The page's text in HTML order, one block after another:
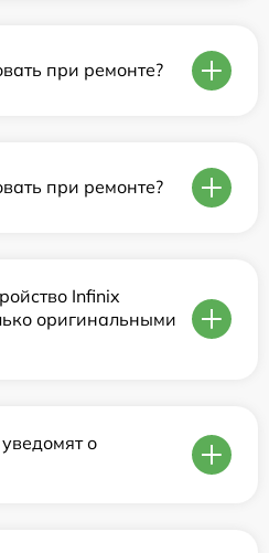
при ремонте?
при ремонте?
Infinix
оригинальными
о